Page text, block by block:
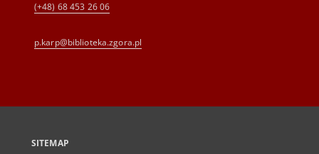
(+48) 68 453 26 06
p.karp@biblioteka.zgora.pl
SITEMAP